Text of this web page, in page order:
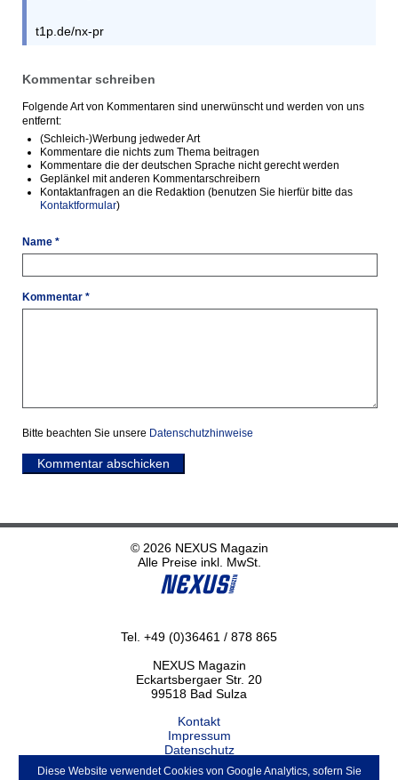
t1p.de/nx-pr
Kommentar schreiben
Folgende Art von Kommentaren sind unerwünscht und werden von uns
entfernt:
(Schleich-)Werbung jedweder Art
Kommentare die nichts zum Thema beitragen
Kommentare die der deutschen Sprache nicht gerecht werden
Geplänkel mit anderen Kommentarschreibern
Kontaktanfragen an die Redaktion (benutzen Sie hierfür bitte das
Kontaktformular)
Name *
Kommentar *
Bitte beachten Sie unsere Datenschutzhinweise
Kommentar abschicken
© 2026 NEXUS Magazin
Alle Preise inkl. MwSt.
Tel. +49 (0)36461 / 878 865
NEXUS Magazin
Eckartsbergaer Str. 20
99518 Bad Sulza
Kontakt
Impressum
Datenschutz
Haftungsausschluss
Diese Website verwendet Cookies von Google Analytics, sofern Sie